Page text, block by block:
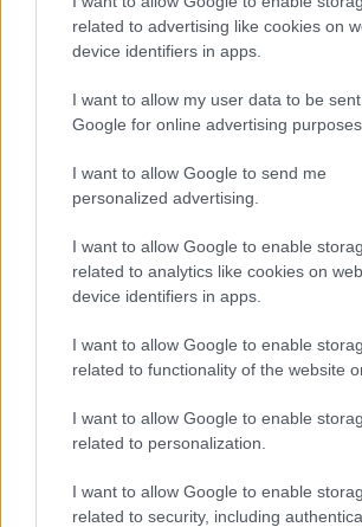
related to advertising like cookies on
device identifiers in apps.
I want to allow my user data to be
Google for online advertising purposes.
I want to allow Google to send me
personalized advertising.
I want to allow Google to enable
related to analytics like cookies on
device identifiers in apps.
I want to allow Google to enable
related to functionality of the website
I want to allow Google to enable
related to personalization.
I want to allow Google to enable
related to security, including
tech, fanatismo tech e shopping per i veri
Nerd News
Fanatismo Tech
Shopping Nerd
MAGAZINE
Contattaci
Privacy Policy
Note legali